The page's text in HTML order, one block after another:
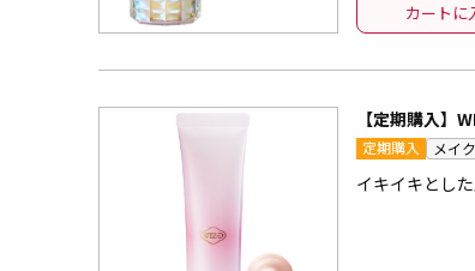
カートに
【定期購入】
定期購入 メイ
イキイキとし